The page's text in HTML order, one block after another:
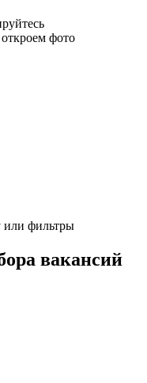
фото
или фильтры
вакансий